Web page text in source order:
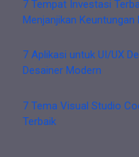
7 Tempat Investasi
Menjanjikan Keuntungan
7 Aplikasi untuk UI/UX
Desainer Modern
7 Tema Visual Studio
Terbaik